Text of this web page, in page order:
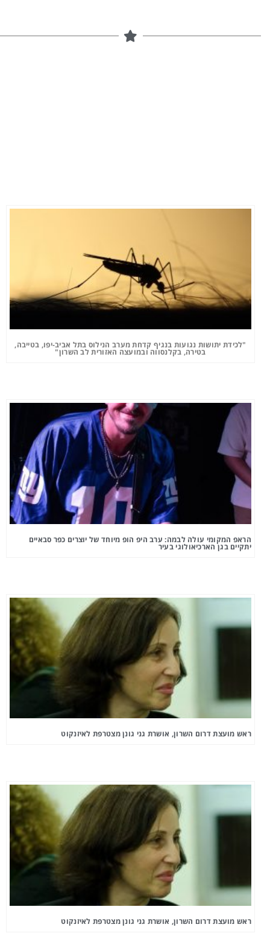
"לכידת יתושות נגועות בנגיף קדחת מערב הנילוס בתל אביב-יפו, בטייבה,
בטירה, בקלנסווה ובמועצה האזורית לב השרון"
הראפ המקומי עולה לבמה: ערב היפ הופ מיוחד של יוצרים כפר סבאיים
יתקיים בגן הארכיאולוגי בעיר
ראש מועצת דרום השרון, אושרת גני גונן מצטרפת לאיזנקוט
ראש מועצת דרום השרון, אושרת גני גונן מצטרפת לאיזנקוט